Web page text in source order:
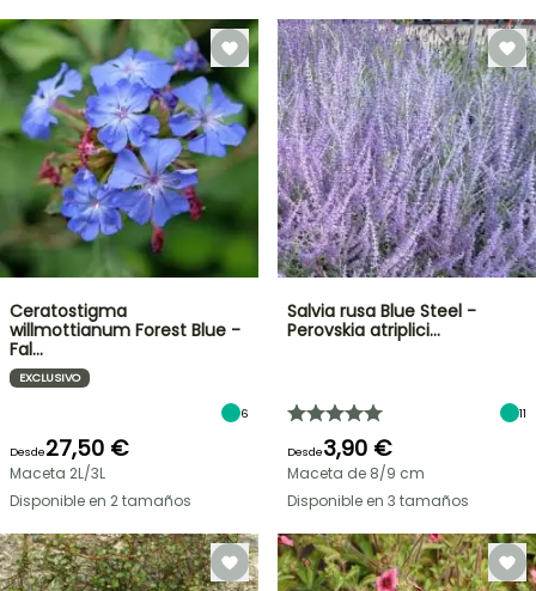
Ceratostigma
willmottianum Forest Blue -
Fal…
EXCLUSIVO
6
Desde27,50 €
Maceta 2L/3L
Disponible en 2 tamaños
Salvia rusa Blue Steel -
Perovskia atriplici…
11
Desde3,90 €
Maceta de 8/9 cm
Disponible en 3 tamaños